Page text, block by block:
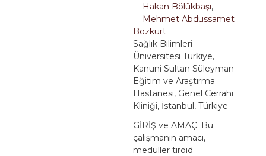
Hakan Bölükbaşı,
Mehmet Abdussamet
Bozkurt
Sağlık Bilimleri
Üniversitesi Türkiye,
Kanuni Sultan Süleyman
Eğitim ve Araştırma
Hastanesi, Genel Cerrahi
Kliniği, İstanbul, Türkiye
GİRİŞ ve AMAÇ: Bu
çalışmanın amacı,
medüller tiroid